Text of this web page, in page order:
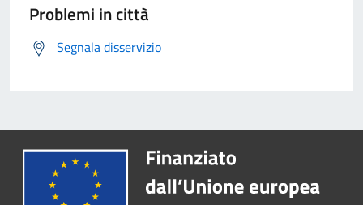
Problemi in città
Segnala disservizio